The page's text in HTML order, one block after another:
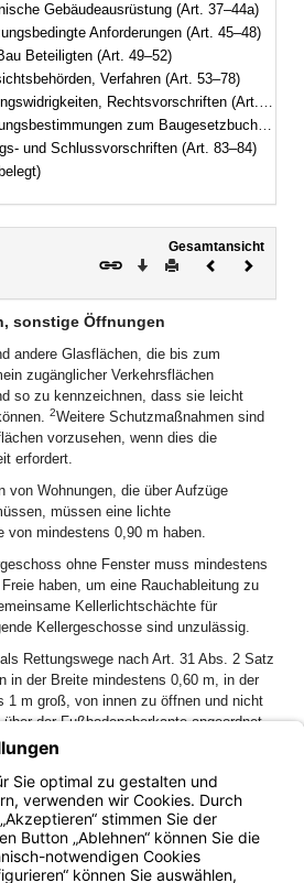
Gebäudeausrüstung (Art. 37–44a)
Anforderungen (Art. 45–48)
Beteiligten (Art. 49–52)
Verfahren (Art. 53–78)
Rechtsvorschriften (Art. 79–81a)
zum Baugesetzbuch (Art. 82–82c)
und Schlussvorschriften (Art. 83–84)
Gesamtansicht
Download
DruckenVorheriges
sonstige Öffnungen
andere Glasflächen, die bis zum
zugänglicher Verkehrsflächen
so zu kennzeichnen, dass sie leicht
2Weitere Schutzmaßnahmen sind
vorzusehen, wenn dies die
erfordert.
von Wohnungen, die über Aufzüge
müssen eine lichte
von mindestens 0,90 m haben.
ohne Fenster muss mindestens
haben, um eine Rauchableitung zu
Kellerlichtschächte für
Kellergeschosse sind unzulässig.
Rettungswege nach Art. 31 Abs. 2 Satz
in der Breite mindestens 0,60 m, in der
1 m groß, von innen zu öffnen und nicht
der Fußbodenoberkante angeordnet
Fenster in Dachschrägen oder
darf ihre Unterkante oder ein davor
der Traufkante horizontal gemessen
entfernt sein.